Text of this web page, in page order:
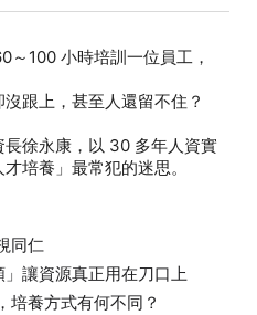
～100 小時
徐永康，以 30 多年人資實
同仁
讓資源真正用在刀口上
培養方式有何不同？